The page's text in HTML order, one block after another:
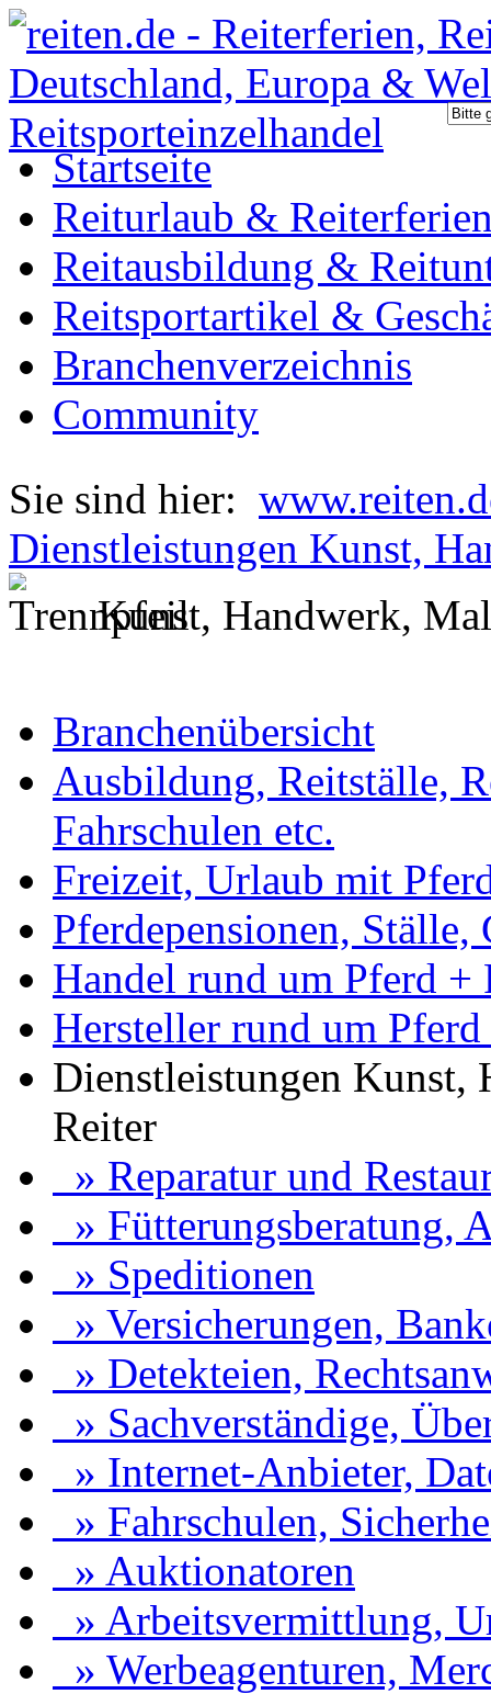
Startseite
Reiturlaub &
Reitausbildung &
Reitsportartikel &
Branchenverzeichnis
Community
Sie sind hier:
Dienstleistungen Kunst,
Kunst, Handwerk,
Branchenübersicht
Ausbildung, Reitställe,
Fahrschulen etc.
Freizeit, Urlaub mit
Pferdepensionen,
Handel rund um Pferd +
Hersteller rund um
Dienstleistungen Kunst,
Reiter
» Reparatur und
» Fütterungsberatung,
» Speditionen
» Versicherungen,
» Detekteien,
» Sachverständige,
» Internet-Anbieter,
» Fahrschulen,
» Auktionatoren
» Arbeitsvermittlung,
» Werbeagenturen,